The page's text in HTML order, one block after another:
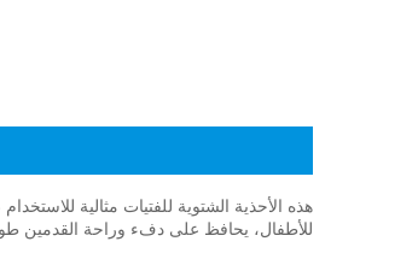
مقدمة المنتج لأحذية الشتاء للفتيات
هذه الأحذية الشتوية للفتيات مثالية
للأطفال، يحافظ على دفء وراحة القدمين